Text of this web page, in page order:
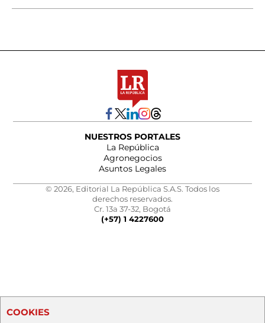
NUESTROS PORTALES
La República
Agronegocios
Asuntos Legales
© 2026, Editorial La República S.A.S. Todos los
derechos reservados.
Cr. 13a 37-32, Bogotá
(+57) 1 4227600
COOKIES